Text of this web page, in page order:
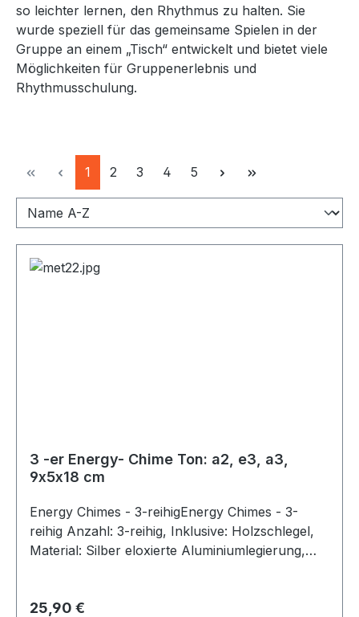
so leichter lernen, den Rhythmus zu halten. Sie
wurde speziell für das gemeinsame Spielen in der
Gruppe an einem „Tisch“ entwickelt und bietet viele
Möglichkeiten für Gruppenerlebnis und
Rhythmusschulung.
Seite
1 Seite
2 Seite
3 Seite
4 Seite
5
3 -er Energy- Chime Ton: a2, e3, a3,
9x5x18 cm
Energy Chimes - 3-reihigEnergy Chimes - 3-
reihig Anzahl: 3-reihig, Inklusive: Holzschlegel,
Material: Silber eloxierte Aluminiumlegierung,
Regulärer Preis:
25,90 €